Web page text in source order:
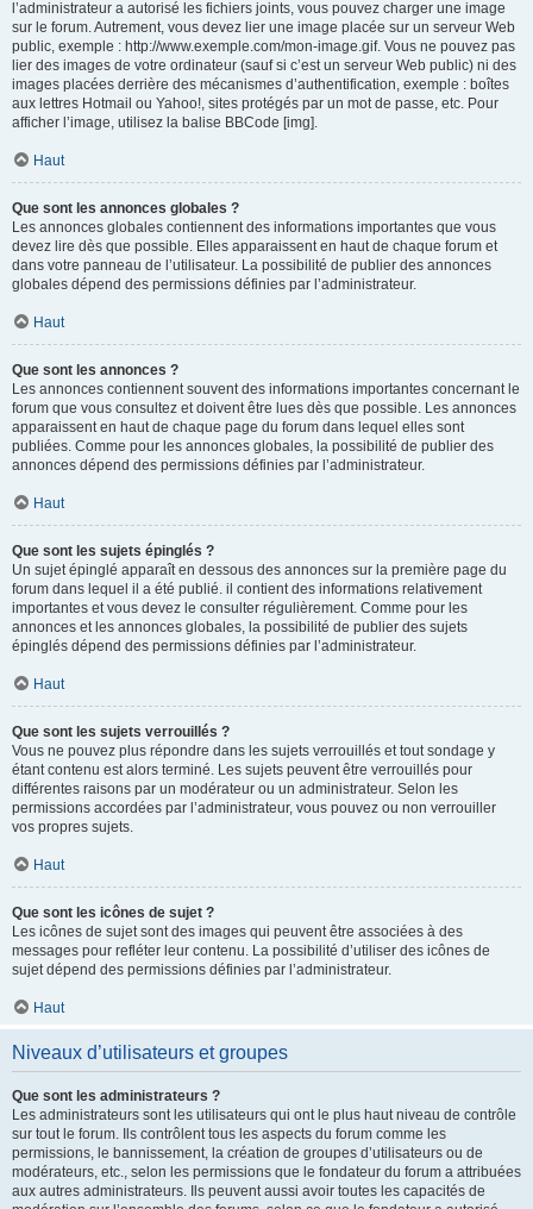
l’administrateur a autorisé les fichiers joints, vous pouvez charger une image
sur le forum. Autrement, vous devez lier une image placée sur un serveur Web
public, exemple : http://www.exemple.com/mon-image.gif. Vous ne pouvez pas
lier des images de votre ordinateur (sauf si c’est un serveur Web public) ni des
images placées derrière des mécanismes d’authentification, exemple : boîtes
aux lettres Hotmail ou Yahoo!, sites protégés par un mot de passe, etc. Pour
afficher l’image, utilisez la balise BBCode [img].
Haut
Que sont les annonces globales ?
Les annonces globales contiennent des informations importantes que vous
devez lire dès que possible. Elles apparaissent en haut de chaque forum et
dans votre panneau de l’utilisateur. La possibilité de publier des annonces
globales dépend des permissions définies par l’administrateur.
Haut
Que sont les annonces ?
Les annonces contiennent souvent des informations importantes concernant le
forum que vous consultez et doivent être lues dès que possible. Les annonces
apparaissent en haut de chaque page du forum dans lequel elles sont
publiées. Comme pour les annonces globales, la possibilité de publier des
annonces dépend des permissions définies par l’administrateur.
Haut
Que sont les sujets épinglés ?
Un sujet épinglé apparaît en dessous des annonces sur la première page du
forum dans lequel il a été publié. il contient des informations relativement
importantes et vous devez le consulter régulièrement. Comme pour les
annonces et les annonces globales, la possibilité de publier des sujets
épinglés dépend des permissions définies par l’administrateur.
Haut
Que sont les sujets verrouillés ?
Vous ne pouvez plus répondre dans les sujets verrouillés et tout sondage y
étant contenu est alors terminé. Les sujets peuvent être verrouillés pour
différentes raisons par un modérateur ou un administrateur. Selon les
permissions accordées par l’administrateur, vous pouvez ou non verrouiller
vos propres sujets.
Haut
Que sont les icônes de sujet ?
Les icônes de sujet sont des images qui peuvent être associées à des
messages pour refléter leur contenu. La possibilité d’utiliser des icônes de
sujet dépend des permissions définies par l’administrateur.
Haut
Niveaux d’utilisateurs et groupes
Que sont les administrateurs ?
Les administrateurs sont les utilisateurs qui ont le plus haut niveau de contrôle
sur tout le forum. Ils contrôlent tous les aspects du forum comme les
permissions, le bannissement, la création de groupes d’utilisateurs ou de
modérateurs, etc., selon les permissions que le fondateur du forum a attribuées
aux autres administrateurs. Ils peuvent aussi avoir toutes les capacités de